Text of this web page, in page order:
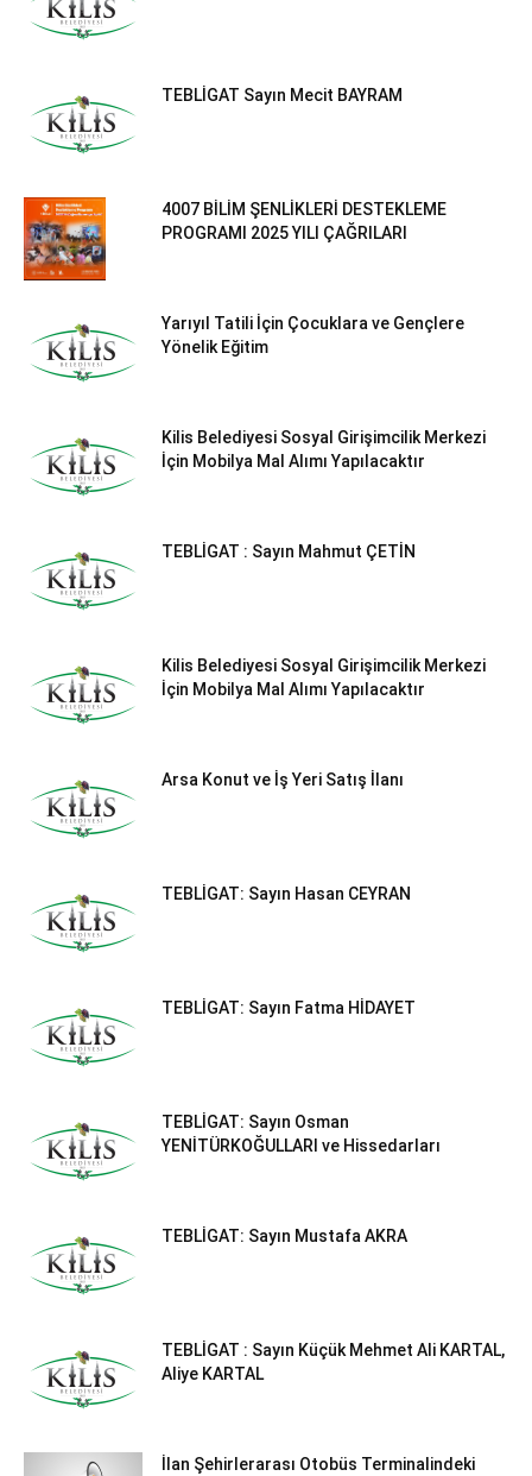
TEBLİGAT Sayın Mecit BAYRAM
4007 BİLİM ŞENLİKLERİ DESTEKLEME
PROGRAMI 2025 YILI ÇAĞRILARI
Yarıyıl Tatili İçin Çocuklara ve Gençlere
Yönelik Eğitim
Kilis Belediyesi Sosyal Girişimcilik Merkezi
İçin Mobilya Mal Alımı Yapılacaktır
TEBLİGAT : Sayın Mahmut ÇETİN
Kilis Belediyesi Sosyal Girişimcilik Merkezi
İçin Mobilya Mal Alımı Yapılacaktır
Arsa Konut ve İş Yeri Satış İlanı
TEBLİGAT: Sayın Hasan CEYRAN
TEBLİGAT: Sayın Fatma HİDAYET
TEBLİGAT: Sayın Osman
YENİTÜRKOĞULLARI ve Hissedarları
TEBLİGAT: Sayın Mustafa AKRA
TEBLİGAT : Sayın Küçük Mehmet Ali KARTAL,
Aliye KARTAL
İlan Şehirlerarası Otobüs Terminalindeki